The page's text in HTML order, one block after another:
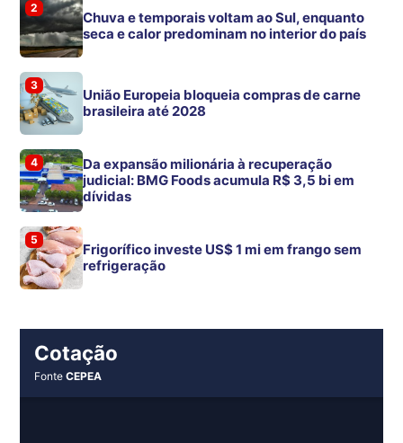
2
Chuva e temporais voltam ao Sul, enquanto
seca e calor predominam no interior do país
3
União Europeia bloqueia compras de carne
brasileira até 2028
4
Da expansão milionária à recuperação
judicial: BMG Foods acumula R$ 3,5 bi em
dívidas
5
Frigorífico investe US$ 1 mi em frango sem
refrigeração
Cotação
FonteCEPEA